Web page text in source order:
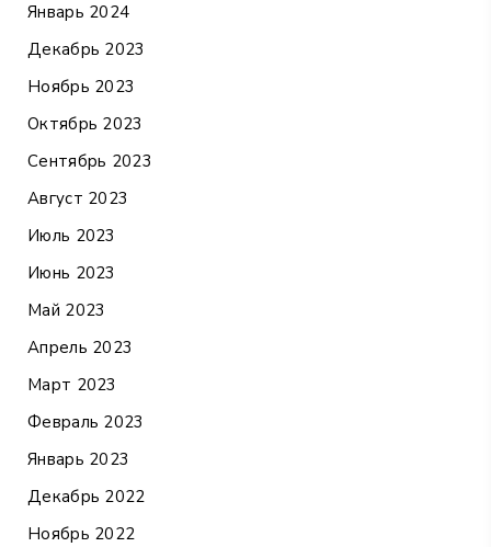
Январь 2024
Декабрь 2023
Ноябрь 2023
Октябрь 2023
Сентябрь 2023
Август 2023
Июль 2023
Июнь 2023
Май 2023
Апрель 2023
Март 2023
Февраль 2023
Январь 2023
Декабрь 2022
Ноябрь 2022